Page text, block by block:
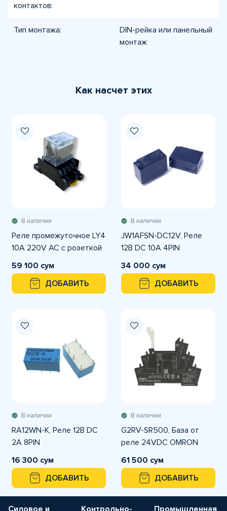
контактов:
Тип монтажа:
DIN-рейка или панельный
монтаж
Как насчет этих
В наличии
Реле промежуточное LY4
10A 220V AC с розеткой
59 100 сум
ДОБАВИТЬ
В наличии
JW1AFSN-DC12V, Реле
12В DC 10A 4PIN
34 000 сум
ДОБАВИТЬ
В наличии
RA12WN-K, Реле 12В DC
2A 8PIN
16 300 сум
ДОБАВИТЬ
В наличии
G2RV-SR500, База от
реле 24VDC OMRON
61 500 сум
ДОБАВИТЬ
Силовое и Контрольно- Промышленная